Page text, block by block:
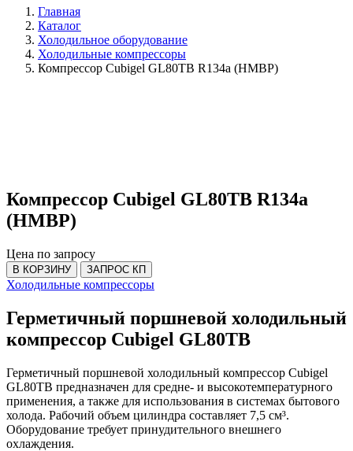
Главная
Каталог
Холодильное оборудование
Холодильные компрессоры
Компрессор Cubigel GL80TB R134a (HMBP)
Компрессор Cubigel GL80TB R134a
(HMBP)
Цена по запросу
В КОРЗИНУ ЗАПРОС КП
Холодильные компрессоры
Герметичный поршневой холодильный
компрессор Cubigel GL80TB
Герметичный поршневой холодильный компрессор Cubigel
GL80TB предназначен для средне- и высокотемпературного
применения, а также для использования в системах бытового
холода. Рабочий объем цилиндра составляет 7,5 см³.
Оборудование требует принудительного внешнего
охлаждения.